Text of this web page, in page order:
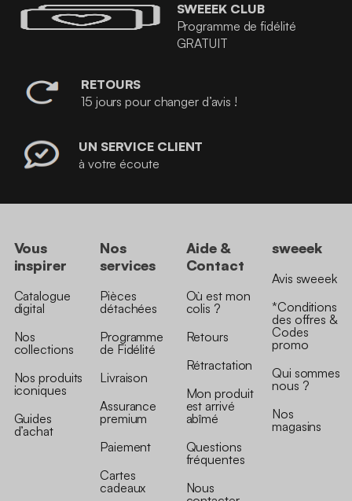
SWEEEK CLUB
Programme de fidélité
GRATUIT
RETOURS
15 jours pour changer d’avis !
UN SERVICE CLIENT
à votre écoute
Vous
inspirer
Catalogue
digital
Nos
collections
Nos produits
iconiques
Guides
d’achat
Nos
services
Pièces
détachées
Programme
de Fidélité
Livraison
Assurance
premium
Paiement
Cartes
cadeaux
Aide &
Contact
Où est mon
colis ?
Retours
Rétractation
Mon produit
est arrivé
abîmé
Questions
fréquentes
Nous
sweeek
Avis sweeek
*Conditions
des offres &
Codes
promo
Qui sommes
nous ?
Nos
magasins